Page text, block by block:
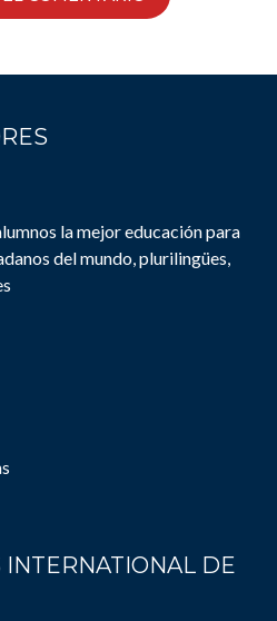
la mejor educación para
del mundo, plurilingües,
INTERNATIONAL DE